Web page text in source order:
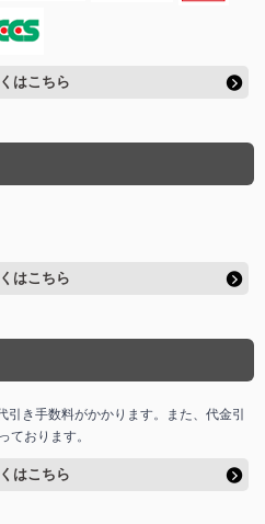
はこちら
はこちら
き手数料がかかります。また、代金引
ております。
はこちら